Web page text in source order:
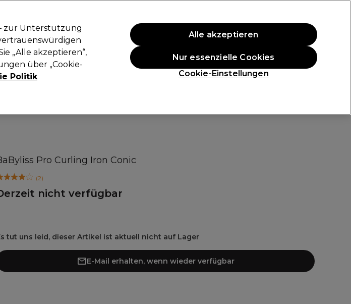
Anmelden
Inspiration Neue Produkte Die Professional Preise Vegane Produkte
Gratis Lieferung ab 40 €
Pro Curling Iron Conic
(2)
nicht verfügbar
tut uns leid, dieser Artikel ist aktuell nicht auf Lager
E-Mail erhalten, wenn wieder verfügbar
zur Unterstützung
„Alle akzeptieren“,
über „Cookie-
Politik Cookie-Einstellungen
Nur essenzielle Cookies
Alle akzeptieren